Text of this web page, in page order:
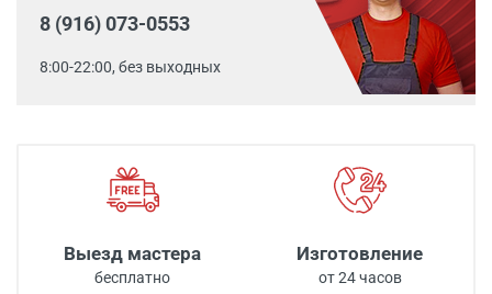
8 (916) 073-0553
8:00-22:00, без выходных
Выезд мастера
бесплатно
Изготовление
от 24 часов